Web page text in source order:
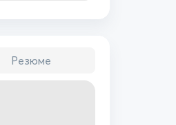
Резюме